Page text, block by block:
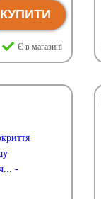
КУПИТИ
Є в магазині